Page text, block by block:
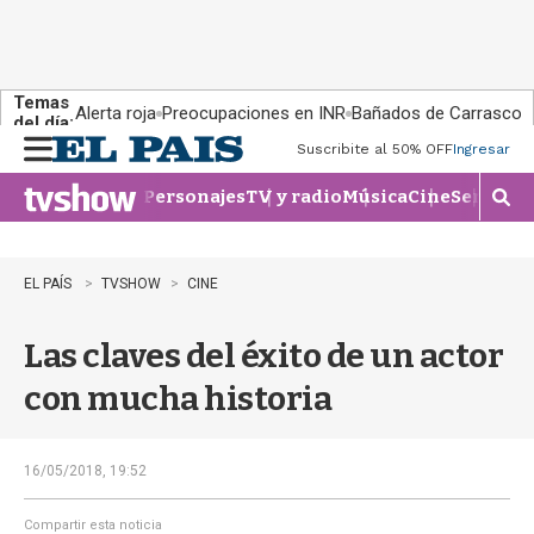
Temas
del día:Alerta roja Preocupaciones en INR Bañados de Carrasco
n
u
Suscribite al 50% OFFIngresar
PersonajesTV y radioMúsicaCineSeries
M
o
r
e
EL PAÍS TVSHOW CINE
Las claves del éxito de un actor
con mucha historia
16/05/2018, 19:52
Compartir esta noticia